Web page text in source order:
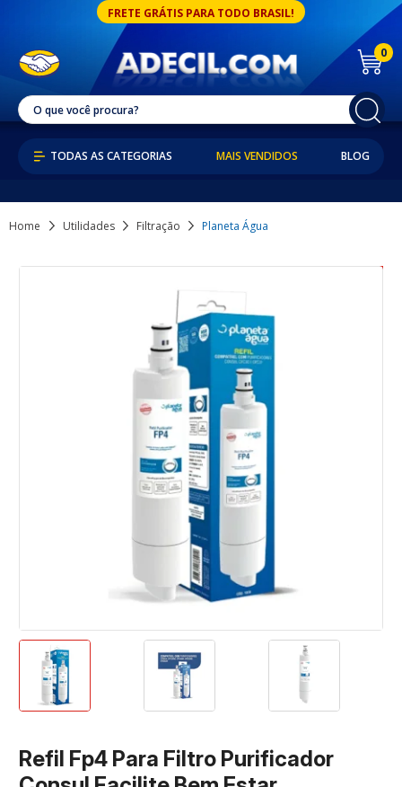
FRETE GRÁTIS PARA TODO BRASIL!
0
MAIS VENDIDOS BLOG
Home Utilidades Filtração Planeta Água
Refil Fp4 Para Filtro Purificador